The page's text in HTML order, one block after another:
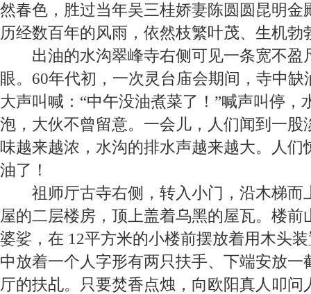
然春色，胜过当年吴三桂娇妻陈圆圆昆明金
历经数百年的风雨，依然枝繁叶茂、生机勃
出油的水沟翠峰寺右侧可见一条宽不盈
眼。 60年代初，一次灵台庙会期间，寺中缺
大声叫喊：“中午没油煮菜了！”喊声叫停，
泡，大伙不曾留意。一会儿，人们闻到一股
味越来越浓，水沟的排水声越来越大。人们
油了！
祖师厅古寺右侧，转入小门，沿木梯而
屋的二层楼房，顶上盖着乌黑的屋瓦。楼前
婆娑，在 12平方米的小楼前摆放着用木头
中放着一个人字形有两只扶手、下端安放一
厅的扶乩。只要焚香点烛，向欧阳真人叩问